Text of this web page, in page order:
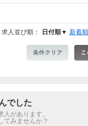
求人並び順： 日付順▼ 新着順
でした
があります。
てみませんか？